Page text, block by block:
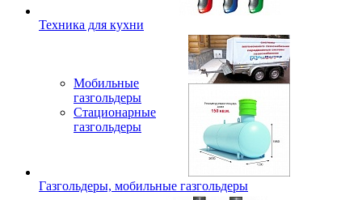
Техника для кухни
Мобильные
газгольдеры
Стационарные
газгольдеры
Газгольдеры, мобильные газгольдеры